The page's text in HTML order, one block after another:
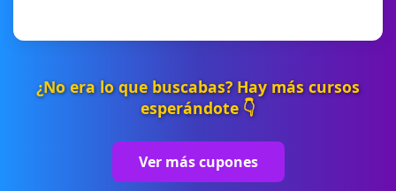
¿No era lo que buscabas? Hay más cursos
esperándote 👇
Ver más cupones